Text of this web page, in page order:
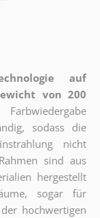
auf
von 200
sodass die
nicht
sind aus
hergestellt
sogar für
hochwertigen